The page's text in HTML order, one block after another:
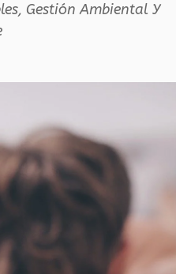
, Gestión Ambiental Y